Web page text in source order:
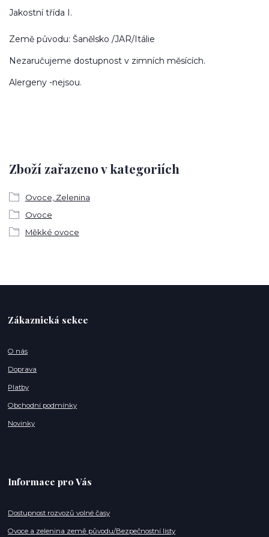
Jakostní třída I.
Země původu: Šanělsko /JAR/Itálie
Nezaručujeme dostupnost v zimních měsících.
Alergeny -nejsou.
Zboží zařazeno v kategoriích
Ovoce, Zelenina
Ovoce
Měkké ovoce
Zákaznická sekce
O nás
Doprava
Platby
Obchodní podmínky
Novinky
Informace pro Vás
Dostupnost rozvozů volné časy
Ovoce a zelenina země původu/Bezpečnostní listy